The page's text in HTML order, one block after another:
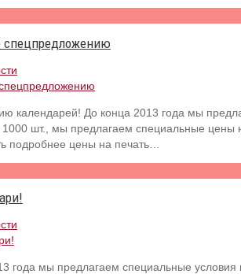
спецпредложению
календарей! До конца 2013 года мы
шт., мы предлагаем специальные
подробнее цены на печать…
мы предлагаем специальные